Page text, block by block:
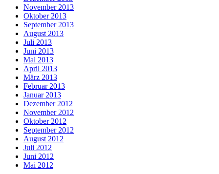
November 2013
Oktober 2013
September 2013
August 2013
Juli 2013
Juni 2013
Mai 2013
April 2013
März 2013
Februar 2013
Januar 2013
Dezember 2012
November 2012
Oktober 2012
September 2012
August 2012
Juli 2012
Juni 2012
Mai 2012